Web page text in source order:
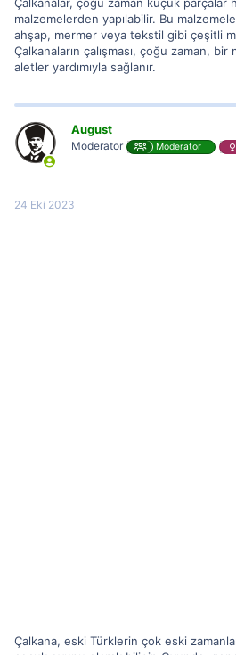
malzemelerden yapılabilir. Bu
ahşap, mermer veya tekstil gibi çeşitli
Çalkanaların çalışması, çoğu zaman,
aletler yardımıyla sağlanır.
August
Moderator Moderator
24 Eki 2023
Çalkana, eski Türklerin çok eski